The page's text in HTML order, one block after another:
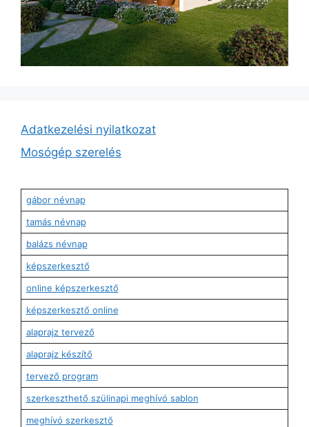
Adatkezelési nyilatkozat
Mosógép szerelés
gábor névnap
tamás névnap
balázs névnap
képszerkesztő
online képszerkesztő
képszerkesztő online
alaprajz tervező
alaprajz készítő
tervező program
szerkeszthető szülinapi meghívó sablon
meghívó szerkesztő